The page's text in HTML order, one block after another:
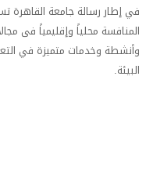
في إطار رسالة جامعة القاهرة
المنافسة محلياً وإقليمياً فى
وأنشطة وخدمات متميزة في
البيئة.